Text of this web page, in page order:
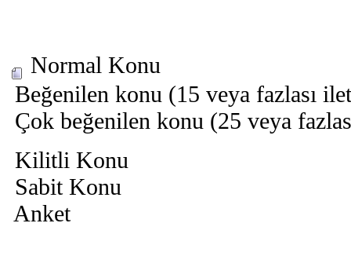
Normal Konu
Beğenilen konu (15 veya fazlası
Çok beğenilen konu (25 veya
Kilitli Konu
Sabit Konu
Anket